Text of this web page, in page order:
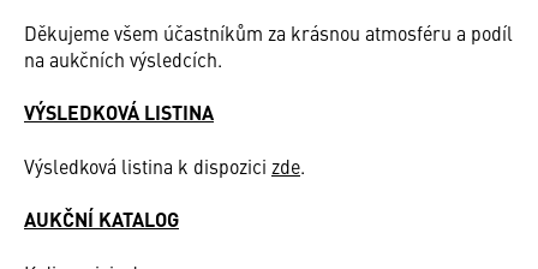
Děkujeme všem účastníkům za krásnou atmosféru a podíl
na aukčních výsledcích.
VÝSLEDKOVÁ LISTINA
Výsledková listina k dispozici zde.
AUKČNÍ KATALOG